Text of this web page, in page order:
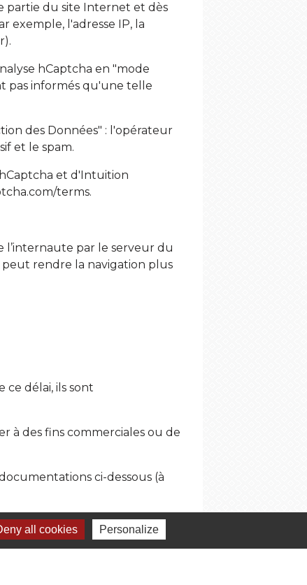
partie du site Internet et dès
exemple, l'adresse IP, la
hCaptcha en "mode
pas informés qu'une telle
des Données" : l'opérateur
et le spam.
et d'Intuition
terms.
par le serveur du
peut rendre la navigation plus
ce délai, ils sont
à des fins commerciales ou de
ci-dessous (à
all cookies Personalize